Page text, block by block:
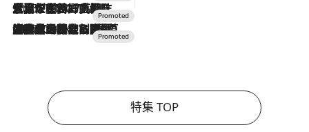
2026.7.17
「土佐和ハーブかき氷」がOMO7高知に登場！生姜、山椒、大葉など目にも舌にも涼を呼ぶ郷土の味
2026.7.10
NEW OPEN！【界 草津】名湯の地に誕生。趣の異なる2種の温泉と上州ならではの会席・蕎麦割烹など美食を味わう究極の癒やし旅
特集 TOP